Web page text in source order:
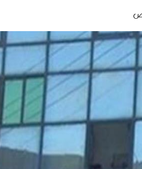
التواصل
الاجتماعي